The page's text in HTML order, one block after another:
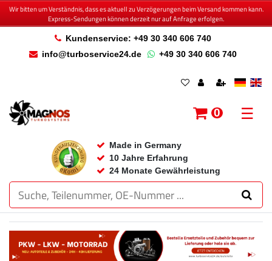
Wir bitten um Verständnis, dass es aktuell zu Verzögerungen beim Versand kommen kann.
Express-Sendungen können derzeit nur auf Anfrage erfolgen.
Kundenservice: +49 30 340 606 740
info@turboservice24.de
+49 30 340 606 740
Made in Germany
10 Jahre Erfahrung
24 Monate Gewährleistung
0 ☰